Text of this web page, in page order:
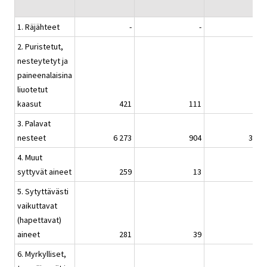
1. Räjähteet -
-
2. Puristetut,
nesteytetyt ja
paineenalaisina
liuotetut
kaasut
421 111
3. Palavat
nesteet
6 273 904
32
4. Muut
syttyvät aineet
259 13
5. Sytyttävästi
vaikuttavat
(hapettavat)
aineet
281 39
6. Myrkylliset,